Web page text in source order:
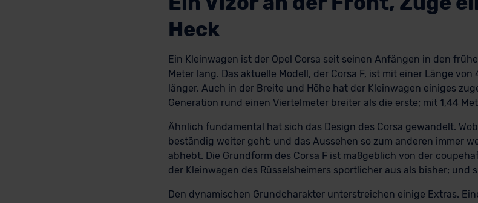
Heck
Ein Kleinwagen ist der Opel Corsa seit seinen Anfängen in den
Meter lang. Das aktuelle Modell, der Corsa F, ist mit einer Länge
länger. Auch in der Breite und Höhe hat der Kleinwagen einiges
Generation rund einen Viertelmeter breiter als die erste; mit 1,44
Ähnlich fundamental hat sich das Design des Corsa gewandelt.
beständig weiter geht; und das Aussehen so zum anderen immer
abhebt. Die Grundform des Corsa F ist maßgeblich von der
der Kleinwagen des Rüsselsheimers sportlicher aus als bisher; und
Den dynamischen Grundcharakter unterstreichen einige Extras.